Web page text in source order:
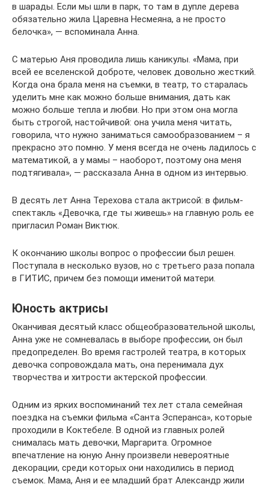
в шарады. Если мы шли в парк, то там в дупле дерева
обязательно жила Царевна Несмеяна, а не просто
белочка», — вспоминала Анна.
С матерью Аня проводила лишь каникулы. «Мама, при
всей ее вселенской доброте, человек довольно жесткий.
Когда она брала меня на съемки, в театр, то старалась
уделить мне как можно больше внимания, дать как
можно больше тепла и любви. Но при этом она могла
быть строгой, настойчивой: она учила меня читать,
говорила, что нужно заниматься самообразованием – я
прекрасно это помню. У меня всегда не очень ладилось с
математикой, а у мамы – наоборот, поэтому она меня
подтягивала», — рассказала Анна в одном из интервью.
В десять лет Анна Терехова стала актрисой: в фильм-
спектакль «Девочка, где ты живешь» на главную роль ее
пригласил Роман Виктюк.
К окончанию школы вопрос о профессии был решен.
Поступала в несколько вузов, но с третьего раза попала
в ГИТИС, причем без помощи именитой матери.
Юность актрисы
Оканчивая десятый класс общеобразовательной школы,
Анна уже не сомневалась в выборе профессии, он был
предопределен. Во время гастролей театра, в которых
девочка сопровождала мать, она перенимала дух
творчества и хитрости актерской профессии.
Одним из ярких воспоминаний тех лет стала семейная
поездка на съемки фильма «Санта Эсперанса», которые
проходили в Коктебеле. В одной из главных ролей
снималась мать девочки, Маргарита. Огромное
впечатление на юную Анну произвели невероятные
декорации, среди которых они находились в период
съемок. Мама, Аня и ее младший брат Александр жили